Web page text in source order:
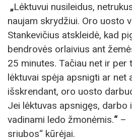
„Lėktuvui nusileidus,
naujam skrydžiui. Oro uosto
Stankevičius atskleidė, kad
bendrovės orlaivius ant
25 minutes. Tačiau net ir per
lėktuvai spėja apsnigti ar net
išskrendant, oro uosto
Jei lėktuvas apsnigęs, darbo
vadinami ledo žmonėmis.“–
sriubos“ kūrėjai.